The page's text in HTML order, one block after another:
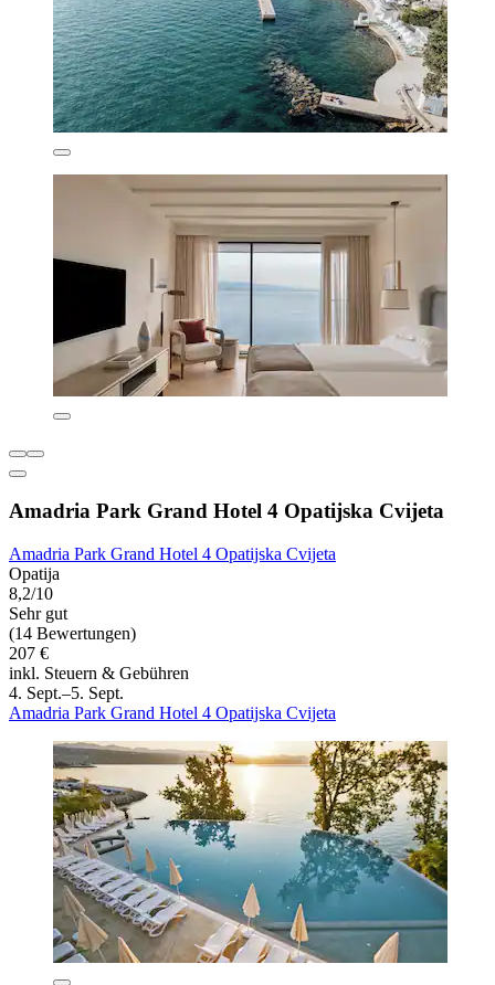
Amadria Park Grand Hotel 4 Opatijska Cvijeta
Amadria Park Grand Hotel 4 Opatijska Cvijeta
Opatija
8,2/10
Sehr gut
(14 Bewertungen)
207 €
inkl. Steuern & Gebühren
4. Sept.–5. Sept.
Amadria Park Grand Hotel 4 Opatijska Cvijeta